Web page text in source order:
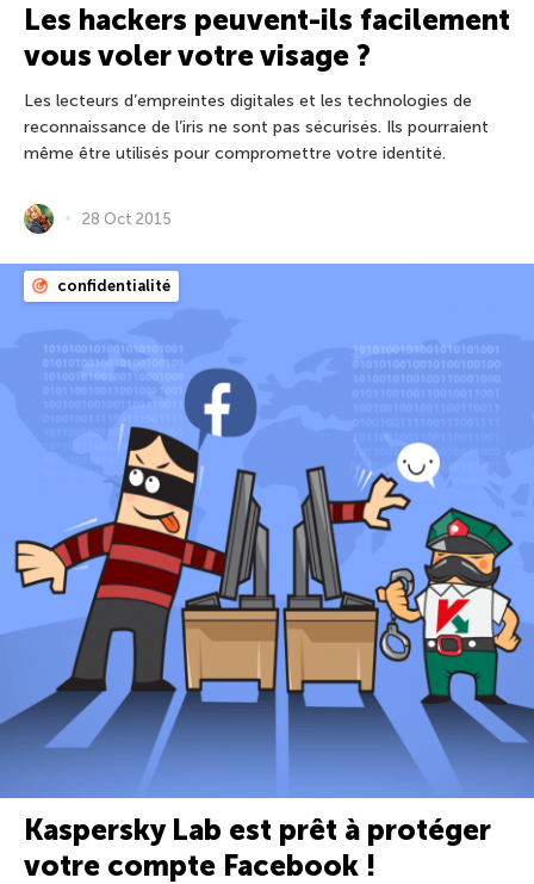
Les hackers peuvent-ils facilement
vous voler votre visage ?
Les lecteurs d’empreintes digitales et les technologies de
reconnaissance de l’iris ne sont pas sécurisés. Ils pourraient
même être utilisés pour compromettre votre identité.
28 Oct 2015
confidentialité
Kaspersky Lab est prêt à protéger
votre compte Facebook !